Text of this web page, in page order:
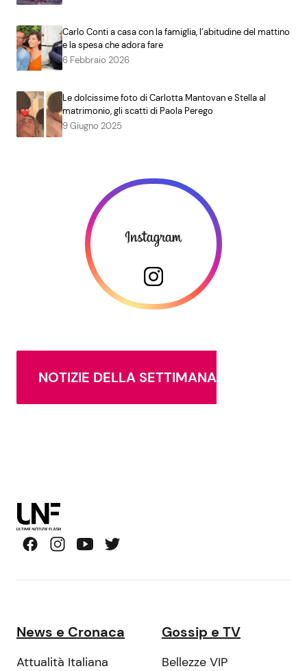
Carlo Conti a casa con la famiglia, l’abitudine del mattino
e la spesa che adora fare
6 Febbraio 2026
Le dolcissime foto di Carlotta Mantovan e Stella al
matrimonio, gli scatti di Paola Perego
9 Giugno 2025
NOTIZIE DELLA SETTIMANA
News e Cronaca
Attualità Italiana
Gossip e TV
Bellezze VIP